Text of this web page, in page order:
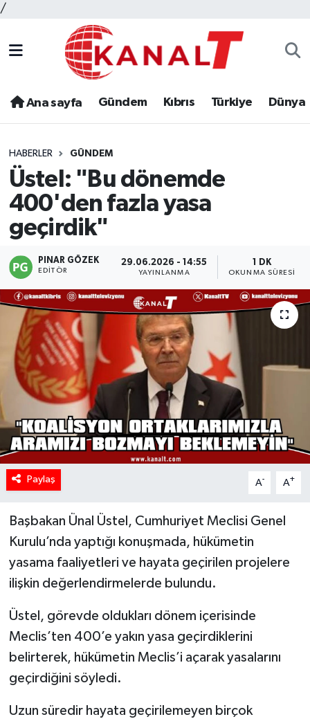
/
Ana sayfa Gündem Kıbrıs Türkiye Dünya
HABERLER GÜNDEM
Üstel: "Bu dönemde
400'den fazla yasa
geçirdik"
PINAR GÖZEK
EDITÖR
29.06.2026 - 14:55
YAYINLANMA
1 DK
OKUNMA SÜRESI
Paylaş A- A+
Başbakan Ünal Üstel, Cumhuriyet Meclisi Genel
Kurulu’nda yaptığı konuşmada, hükümetin
yasama faaliyetleri ve hayata geçirilen projelere
ilişkin değerlendirmelerde bulundu.
Üstel, görevde oldukları dönem içerisinde
Meclis’ten 400’e yakın yasa geçirdiklerini
belirterek, hükümetin Meclis’i açarak yasalarını
geçirdiğini söyledi.
Uzun süredir hayata geçirilemeyen birçok